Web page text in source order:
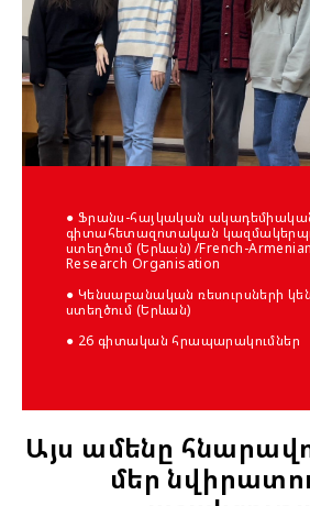
● Ֆրանս-հայկական
գիտահետազոտական
ստեղծում (Երևան) /French-
Research Organisation
● Կենսաբանական ռեսուրսների
ստեղծում (Երևան)
● 26 գիտական հրապարակումներ
Այս ամենը
մեր